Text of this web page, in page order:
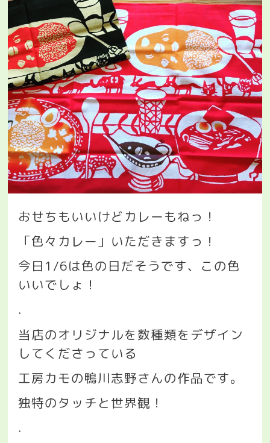
おせちもいいけどカレーもねっ！
「色々カレー」いただきますっ！
今日 1/6は色の日だそうです、この色
いいでしょ！
.
当店のオリジナルを数種類をデザイン
してくださっている
工房カモの鴨川志野さんの作品です。
独特のタッチと世界観！
.